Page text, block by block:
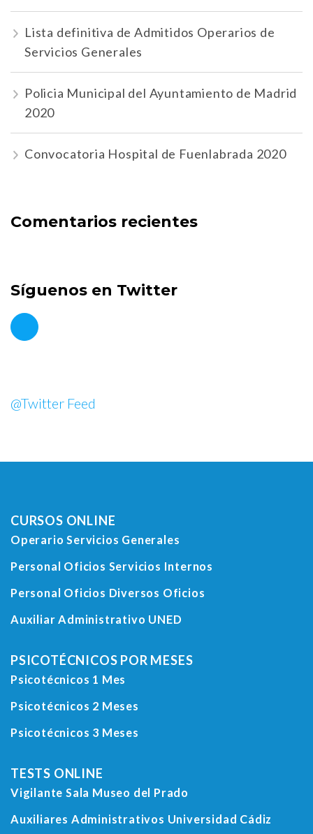
Lista definitiva de Admitidos Operarios de
Servicios Generales
Policia Municipal del Ayuntamiento de Madrid
2020
Convocatoria Hospital de Fuenlabrada 2020
Comentarios recientes
Síguenos en Twitter
@Twitter Feed
CURSOS ONLINE
Operario Servicios Generales
Personal Oficios Servicios Internos
Personal Oficios Diversos Oficios
Auxiliar Administrativo UNED
PSICOTÉCNICOS POR MESES
Psicotécnicos 1 Mes
Psicotécnicos 2 Meses
Psicotécnicos 3 Meses
TESTS ONLINE
Vigilante Sala Museo del Prado
Auxiliares Administrativos Universidad Cádiz